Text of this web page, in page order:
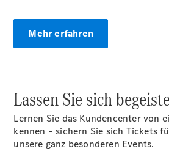
Junge
Sterne
Junge
Sterne -
elektrisch
Mehr erfahren
Lassen Sie sich
Lernen Sie das Kundencenter von
kennen – sichern Sie sich Tickets
unsere ganz besonderen Events.